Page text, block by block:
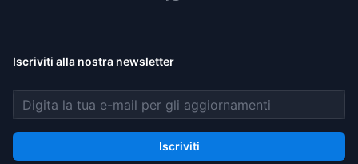
Iscriviti alla nostra newsletter
Indirizzo email
Iscriviti